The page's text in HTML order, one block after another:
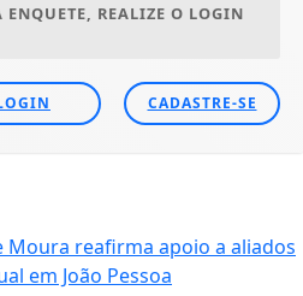
ENQUETE, REALIZE O LOGIN
CADASTRE-SE